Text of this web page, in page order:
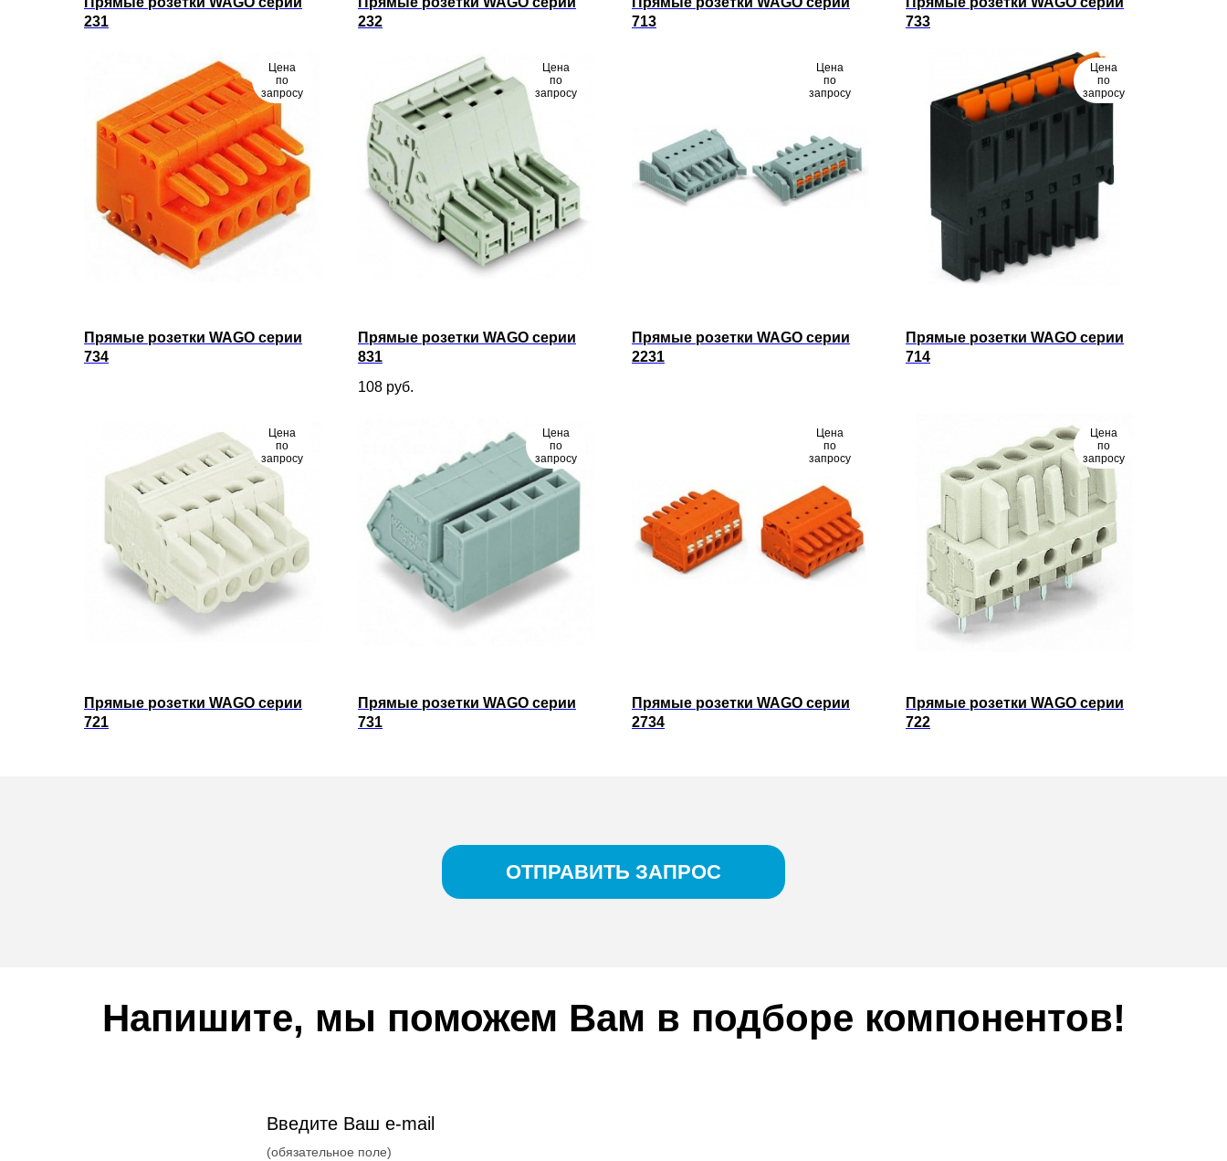
231
232
713
733
Цена
по
запросу
Прямые розетки WAGO серии
734
Цена
по
запросу
Прямые розетки WAGO серии
831
108 руб.
Цена
по
запросу
Прямые розетки WAGO серии
2231
Цена
по
запросу
Прямые розетки WAGO серии
714
Цена
по
запросу
Прямые розетки WAGO серии
721
Цена
по
запросу
Прямые розетки WAGO серии
731
Цена
по
запросу
Прямые розетки WAGO серии
2734
Цена
по
запросу
Прямые розетки WAGO серии
722
ОТПРАВИТЬ ЗАПРОС
Напишите, мы поможем Вам в подборе компонентов!
Введите Ваш e-mail
(обязательное поле)